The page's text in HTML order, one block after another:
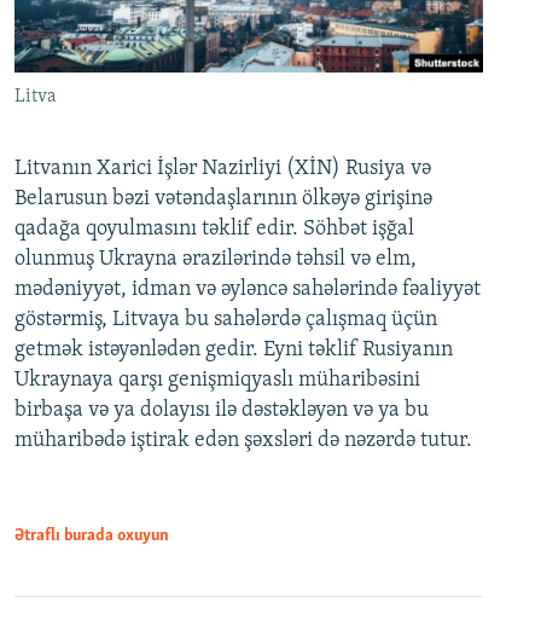
Litva
Litvanın Xarici İşlər Nazirliyi (XİN) Rusiya və
Belarusun bəzi vətəndaşlarının ölkəyə girişinə
qadağa qoyulmasını təklif edir. Söhbət işğal
olunmuş Ukrayna ərazilərində təhsil və elm,
mədəniyyət, idman və əyləncə sahələrində fəaliyyət
göstərmiş, Litvaya bu sahələrdə çalışmaq üçün
getmək istəyənlədən gedir. Eyni təklif Rusiyanın
Ukraynaya qarşı genişmiqyaslı müharibəsini
birbaşa və ya dolayısı ilə dəstəkləyən və ya bu
müharibədə iştirak edən şəxsləri də nəzərdə tutur.
Ətraflı burada oxuyun